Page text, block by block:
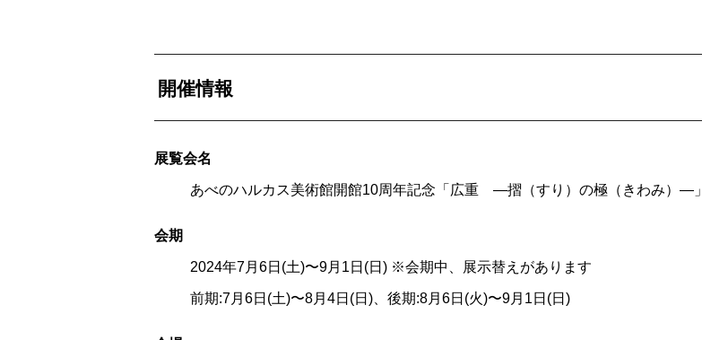
開催情報
展覧会名
あべのハルカス美術館開館10周年記念「広重 ―摺（すり）の極（きわみ）―」
会期
2024年7月6日(土)〜9月1日(日) ※会期中、展示替えがあります
前期:7月6日(土)〜8月4日(日)、後期:8月6日(火)〜9月1日(日)